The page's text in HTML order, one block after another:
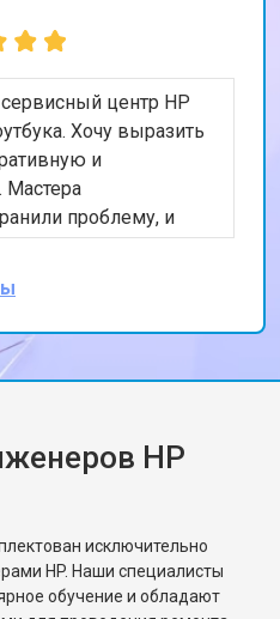
центр HP
Хочу выразить
и
Мастера
проблему, и
безупречно.
что ремонт был
Спасибо за вашу
HP
исключительно
HP. Наши специалисты
обучение и обладают